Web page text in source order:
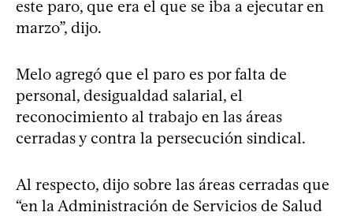
este paro, que era el que se iba a ejecutar en
marzo”, dijo.
Melo agregó que el paro es por falta de
personal, desigualdad salarial, el
reconocimiento al trabajo en las áreas
cerradas y contra la persecución sindical.
Al respecto, dijo sobre las áreas cerradas que
“en la Administración de Servicios de Salud